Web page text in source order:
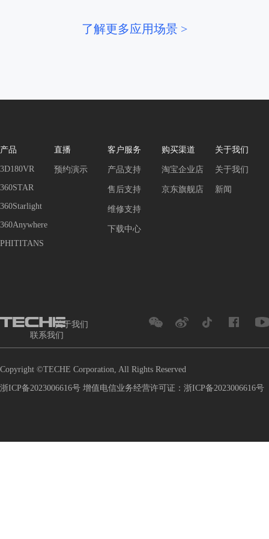
了解更多应用场景 >
产品
3D180VR
360STAR
360Starlight
360Anywhere
PHITITANS
直播
预约演示
客户服务
产品支持
售后支持
维修支持
下载中心
购买渠道
淘宝企业店
京东旗舰店
关于我们
关于我们
新闻
关于我们
联系我们
Copyright ©TECHE Corporation, All Rights Reserved
浙ICP备2023006616号 增值电信业务经营许可证：浙ICP备2023006616号